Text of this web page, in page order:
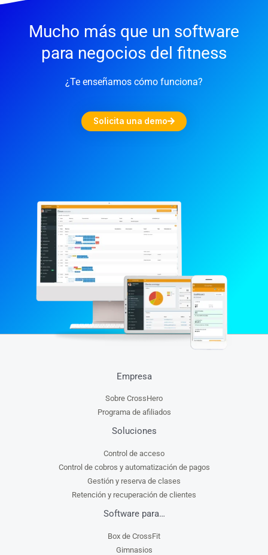
Mucho más que un software
para negocios del fitness
¿Te enseñamos cómo funciona?
Solicita una demo
Empresa
Sobre CrossHero
Programa de afiliados
Soluciones
Control de acceso
Control de cobros y automatización de pagos
Gestión y reserva de clases
Retención y recuperación de clientes
Software para…
Box de CrossFit
Gimnasios